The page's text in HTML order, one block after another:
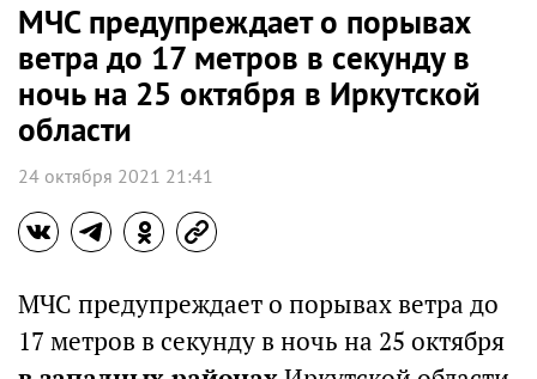
МЧС предупреждает о порывах
ветра до 17 метров в секунду в
ночь на 25 октября в Иркутской
области
24 октября 2021 21:41
МЧС предупреждает о порывах ветра до
17 метров в секунду в ночь на 25 октября